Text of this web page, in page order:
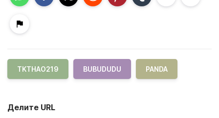
TKTHAO219 BUBUDUDU PANDA
Делите URL